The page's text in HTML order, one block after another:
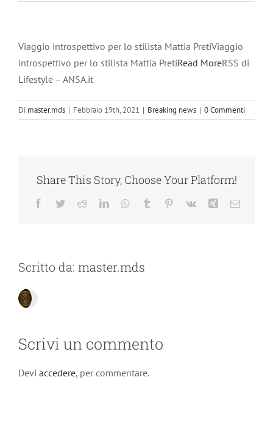
Viaggio introspettivo per lo stilista Mattia PretiViaggio
introspettivo per lo stilista Mattia PretiRead MoreRSS di
Lifestyle – ANSA.it
Di master.mds | Febbraio 19th, 2021 | Breaking news | 0 Commenti
Share This Story, Choose Your Platform!
Facebook
TwitterRedditLinkedInWhatsApp
Tumblr Pinterest
Vk Xing Email
Scritto da: master.mds
Scrivi un commento
Devi accedere, per commentare.